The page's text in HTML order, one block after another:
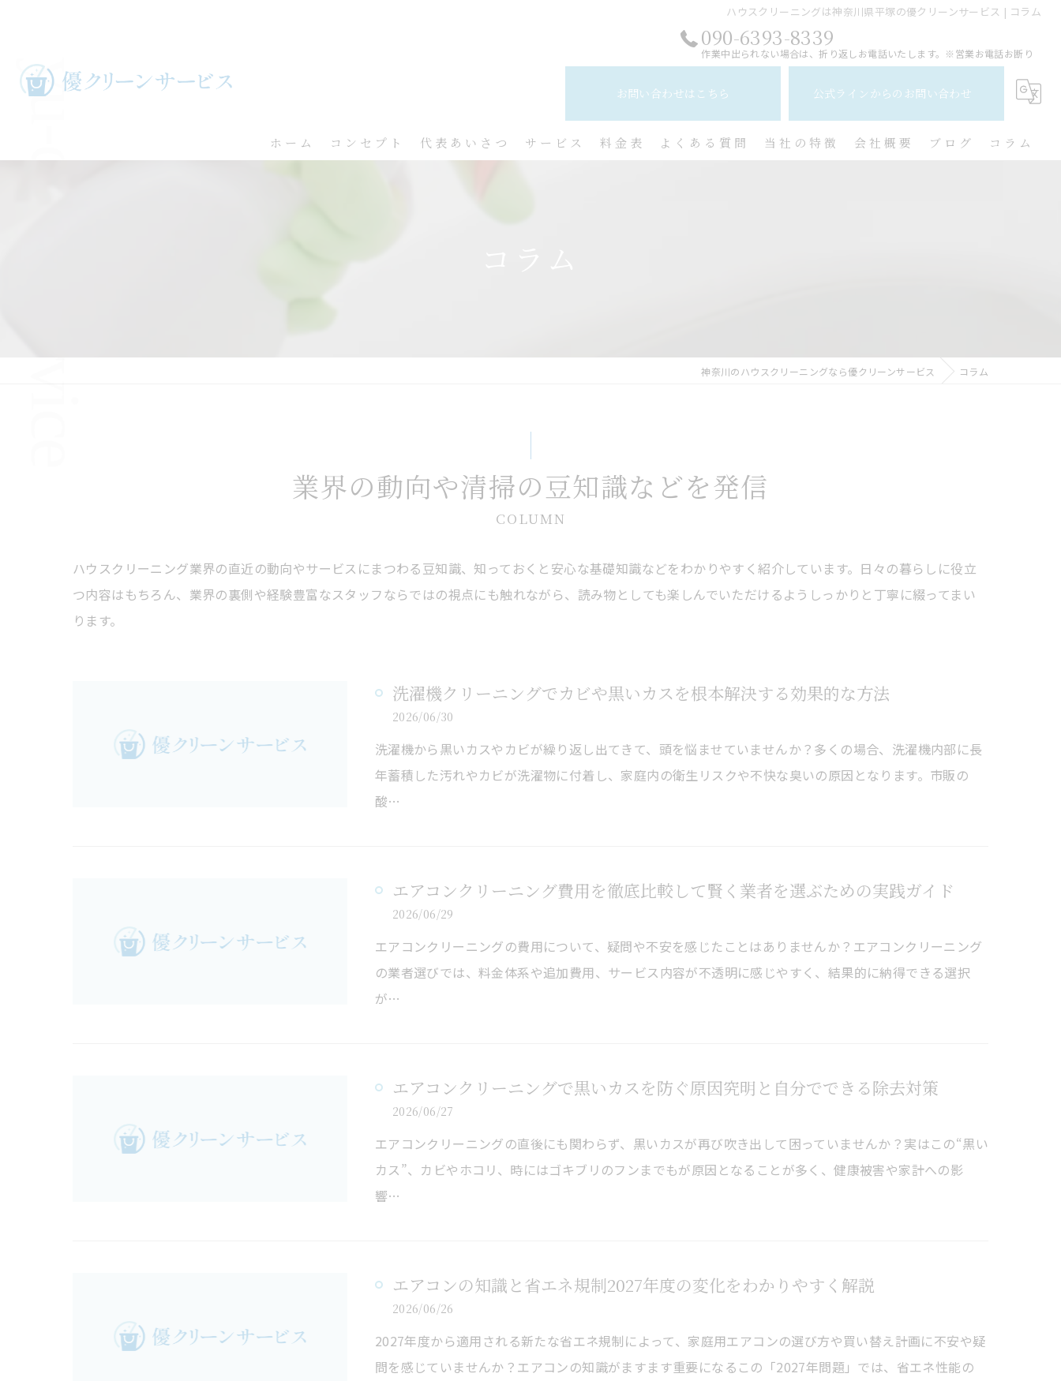
ハウスクリーニングは神奈川県平塚の優クリーンサービス | コラム
090-6393-8339
作業中出られない場合は、折り返しお電話いたします。※営業お電話お断り
お問い合わせはこちら 公式ラインからのお問い合わせ
ホーム コンセプト 代表あいさつ サービス 料金表 よくある質問 当社の特徴 会社概要 ブログ コラム
神奈川のハウスクリーニングなら優クリーンサービス コラム
業界の動向や清掃の豆知識などを発信
COLUMN
ハウスクリーニング業界の直近の動向やサービスにまつわる豆知識、知っておくと安心な基礎知識などをわかりやすく紹介しています。日々の暮らしに役立
つ内容はもちろん、業界の裏側や経験豊富なスタッフならではの視点にも触れながら、読み物としても楽しんでいただけるようしっかりと丁寧に綴ってまい
ります。
洗濯機クリーニングでカビや黒いカスを根本解決する効果的な方法
2026/06/30
洗濯機から黒いカスやカビが繰り返し出てきて、頭を悩ませていませんか？多くの場合、洗濯機内部に長
年蓄積した汚れやカビが洗濯物に付着し、家庭内の衛生リスクや不快な臭いの原因となります。市販の
酸…
エアコンクリーニング費用を徹底比較して賢く業者を選ぶための実践ガイド
2026/06/29
エアコンクリーニングの費用について、疑問や不安を感じたことはありませんか？エアコンクリーニング
の業者選びでは、料金体系や追加費用、サービス内容が不透明に感じやすく、結果的に納得できる選択
が…
エアコンクリーニングで黒いカスを防ぐ原因究明と自分でできる除去対策
2026/06/27
エアコンクリーニングの直後にも関わらず、黒いカスが再び吹き出して困っていませんか？実はこの“黒い
カス”、カビやホコリ、時にはゴキブリのフンまでもが原因となることが多く、健康被害や家計への影
響…
エアコンの知識と省エネ規制2027年度の変化をわかりやすく解説
2026/06/26
2027年度から適用される新たな省エネ規制によって、家庭用エアコンの選び方や買い替え計画に不安や疑
問を感じていませんか？エアコンの知識がますます重要になるこの「2027年問題」では、省エネ性能の